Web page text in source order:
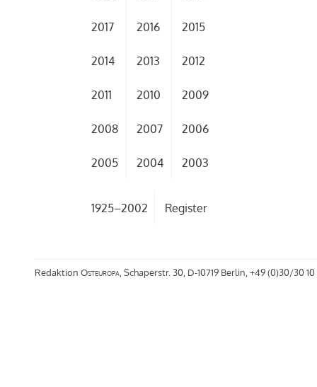
2017 2016 2015
2014 2013 2012
2011 2010 2009
2008 2007 2006
2005 2004 2003
1925–2002 Register
Redaktion Osteuropa , Schaperstr. 30, D-10719 Berlin, +49 (0)30/30